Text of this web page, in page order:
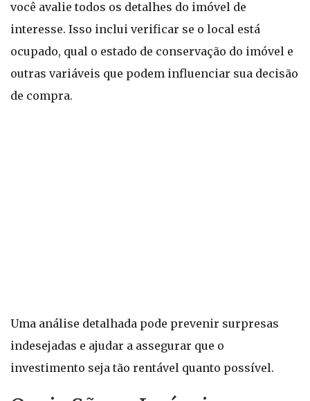
você avalie todos os detalhes do imóvel de
interesse. Isso inclui verificar se o local está
ocupado, qual o estado de conservação do imóvel e
outras variáveis que podem influenciar sua decisão
de compra.
Uma análise detalhada pode prevenir surpresas
indesejadas e ajudar a assegurar que o
investimento seja tão rentável quanto possível.